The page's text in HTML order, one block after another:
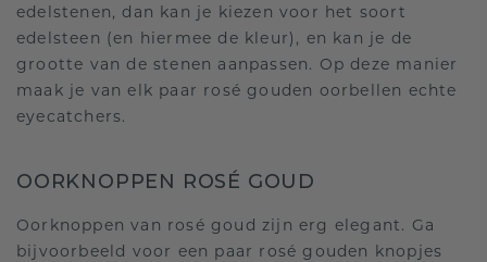
edelstenen, dan kan je kiezen voor het soort
edelsteen (en hiermee de kleur), en kan je de
grootte van de stenen aanpassen. Op deze manier
maak je van elk paar rosé gouden oorbellen echte
eyecatchers.
OORKNOPPEN ROSÉ GOUD
Oorknoppen van rosé goud zijn erg elegant. Ga
bijvoorbeeld voor een paar rosé gouden knopjes